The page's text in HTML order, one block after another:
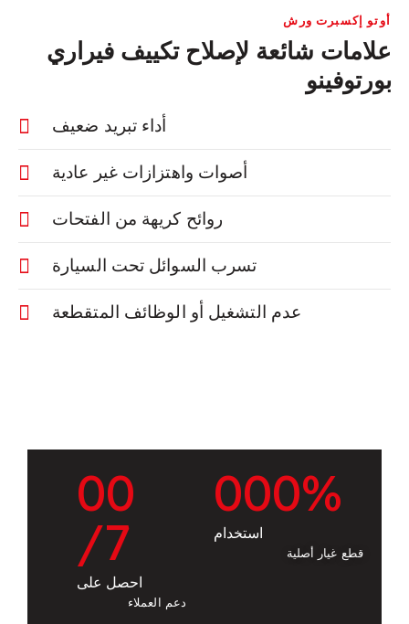
أوتو إكسبرت ورش
علامات شائعة لإصلاح تكييف فيراري
بورتوفينو
أداء تبريد ضعيف
أصوات واهتزازات غير عادية
روائح كريهة من الفتحات
تسرب السوائل تحت السيارة
عدم التشغيل أو الوظائف المتقطعة
000%
استخدام
قطع غيار أصلية
00
/7
احصل على
دعم العملاء